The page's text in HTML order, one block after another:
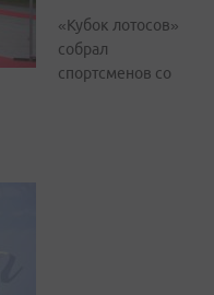
«Кубок лотосов»
собрал
спортсменов со